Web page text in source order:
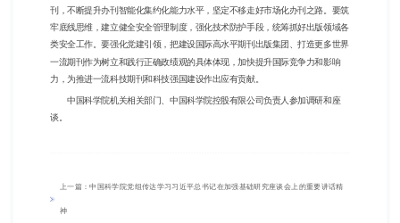
刊，不断提升办刊智能化集约化能力水平，坚定不移走好市场化办刊之路。要筑
牢底线思维，建立健全安全管理制度，强化技术防护手段，统筹抓好出版领域各
类安全工作。要强化党建引领，把建设国际高水平期刊出版集团、打造更多世界
一流期刊作为树立和践行正确政绩观的具体体现，加快提升国际竞争力和影响
力，为推进一流科技期刊和科技强国建设作出应有贡献。
中国科学院机关相关部门、中国科学院控股有限公司负责人参加调研和座
谈。
上一篇：中国科学院党组传达学习习近平总书记在加强基础研究座谈会上的重要讲话精
神